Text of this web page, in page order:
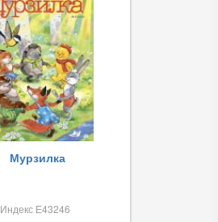
Мурзилка
Индекс Е43246